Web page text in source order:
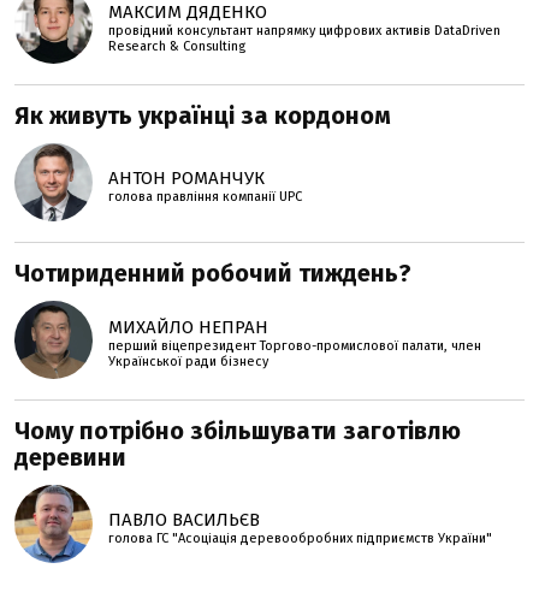
МАКСИМ ДЯДЕНКО
провідний консультант напрямку цифрових активів DataDriven
Research & Consulting
Як живуть українці за кордоном
АНТОН РОМАНЧУК
голова правління компанії UPC
Чотириденний робочий тиждень?
МИХАЙЛО НЕПРАН
перший віцепрезидент Торгово-промислової палати, член
Української ради бізнесу
Чому потрібно збільшувати заготівлю
деревини
ПАВЛО ВАСИЛЬЄВ
голова ГС "Асоціація деревообробних підприємств України"